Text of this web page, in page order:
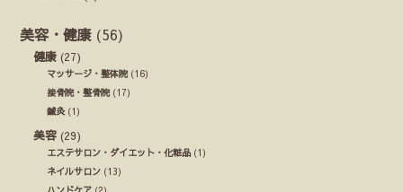
美容・健康 (56)
健康 (27)
マッサージ・整体院(16)
接骨院・整骨院(17)
鍼灸(1)
美容 (29)
エステサロン・ダイエット・化粧品 (1)
ネイルサロン (13)